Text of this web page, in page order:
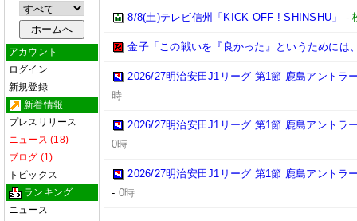
アカウント
ログイン
新規登録
新着情報
プレスリリース
ニュース (18)
ブログ (1)
トピックス
ランキング
ニュース
8/8(土)テレビ信州「KICK OFF ! SHINSHU」 -
金子「この戦いを『良かった』というためには
2026/27明治安田J1リーグ 第1節 鹿島アントラ
時
2026/27明治安田J1リーグ 第1節 鹿島アントラ
0時
2026/27明治安田J1リーグ 第1節 鹿島アントラ
- 0時